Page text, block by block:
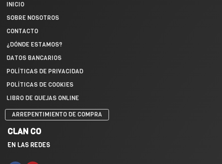
INICIO
SOBRE NOSOTROS
CONTACTO
¿DÓNDE ESTAMOS?
DATOS BANCARIOS
POLÍTICAS DE PRIVACIDAD
POLÍTICAS DE COOKIES
LIBRO DE QUEJAS ONLINE
ARREPENTIMIENTO DE COMPRA
CLAN CO
EN LAS REDES